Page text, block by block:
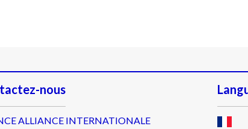
nous
ALLIANCE INTERNATIONALE